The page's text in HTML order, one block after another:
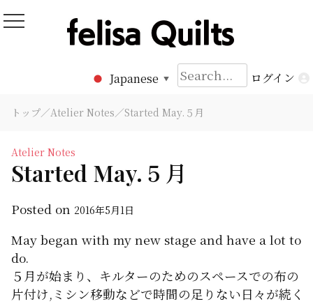
to
Felisa Quilts
パッチワークキルト Felisa Quilts
Japanese ▼
検
索:
ログイン
トップ／Atelier Notes／Started May.５月
Atelier Notes
Started May.５月
Posted on 2016年5月1日
May began with my new stage and have a lot to
do.
５月が始まり、キルターのためのスペースでの布の
片付け,ミシン移動などで時間の足りない日々が続く